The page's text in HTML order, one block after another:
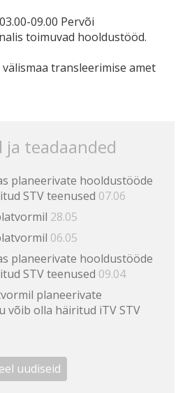
09.00 Pervõi
toimuvad hooldustööd.
transleerimise amet
teadaanded
planeerivate hooldustööde
STV teenused 07.06
28.05
06.05
planeerivate hooldustööde
STV teenused 09.04
planeerivate
võib olla häiritud iTV STV
uudiseid